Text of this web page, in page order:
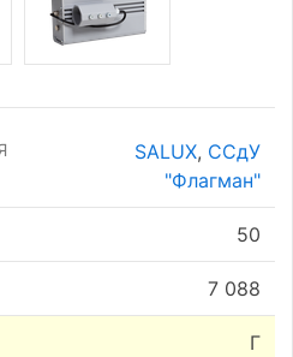
SALUX, ССдУ
"Флагман"
50
7 088
Г